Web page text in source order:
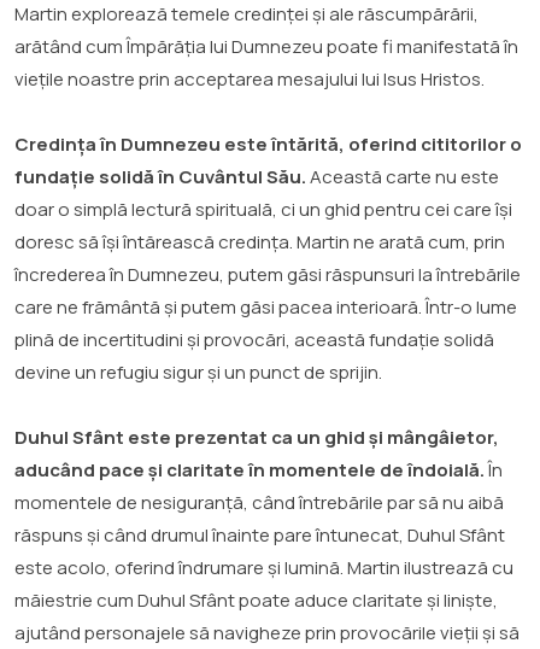
Martin explorează temele credinței și ale răscumpărării,
arătând cum Împărăția lui Dumnezeu poate fi manifestată în
viețile noastre prin acceptarea mesajului lui Isus Hristos.
Credința în Dumnezeu este întărită, oferind cititorilor o
fundație solidă în Cuvântul Său.Această carte nu este
doar o simplă lectură spirituală, ci un ghid pentru cei care își
doresc să își întărească credința. Martin ne arată cum, prin
încrederea în Dumnezeu, putem găsi răspunsuri la întrebările
care ne frământă și putem găsi pacea interioară. Într-o lume
plină de incertitudini și provocări, această fundație solidă
devine un refugiu sigur și un punct de sprijin.
Duhul Sfânt este prezentat ca un ghid și mângâietor,
aducând pace și claritate în momentele de îndoială.În
momentele de nesiguranță, când întrebările par să nu aibă
răspuns și când drumul înainte pare întunecat, Duhul Sfânt
este acolo, oferind îndrumare și lumină. Martin ilustrează cu
măiestrie cum Duhul Sfânt poate aduce claritate și liniște,
ajutând personajele să navigheze prin provocările vieții și să